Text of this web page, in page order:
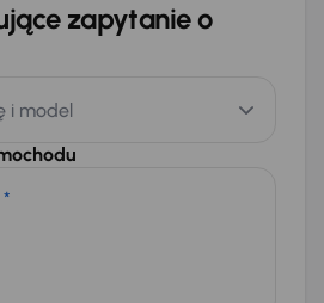
zapytanie o
i model
*